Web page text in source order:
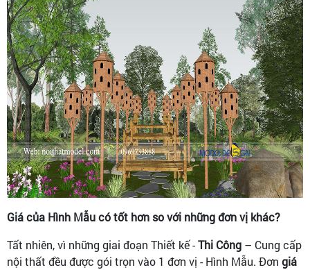
Giá của Hình Mẫu có tốt hơn so với những đơn vị khác?
Tất nhiên, vì những giai đoạn Thiết kế -Thi Công – Cung cấp
nội thất đều được gói trọn vào 1 đơn vị - Hình Mẫu. Đơn giá